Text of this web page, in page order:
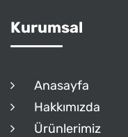
Kurumsal
Anasayfa
Hakkımızda
Ürünlerimiz